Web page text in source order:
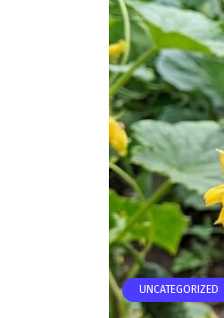
UNCATEGORIZED